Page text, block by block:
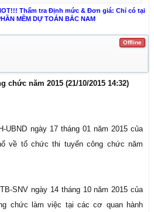
Thẩm tra Định mức & Đơn giá: Chỉ có tại
MỀM DỰ TOÁN BẮC NAM
Offline
chức năm 2015 (21/10/2015 14:32)
UBND ngày 17 tháng 01 năm 2015 của
về tổ chức thi tuyển công chức năm
SNV ngày 14 tháng 10 năm 2015 của
chức làm việc tại các cơ quan hành